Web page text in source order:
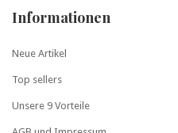
Informationen
Neue Artikel
Top sellers
Unsere 9 Vorteile